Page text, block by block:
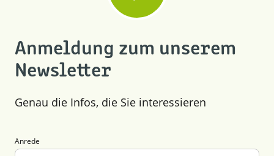
Anmeldung zum unserem
Newsletter
Genau die Infos, die Sie interessieren
Anrede